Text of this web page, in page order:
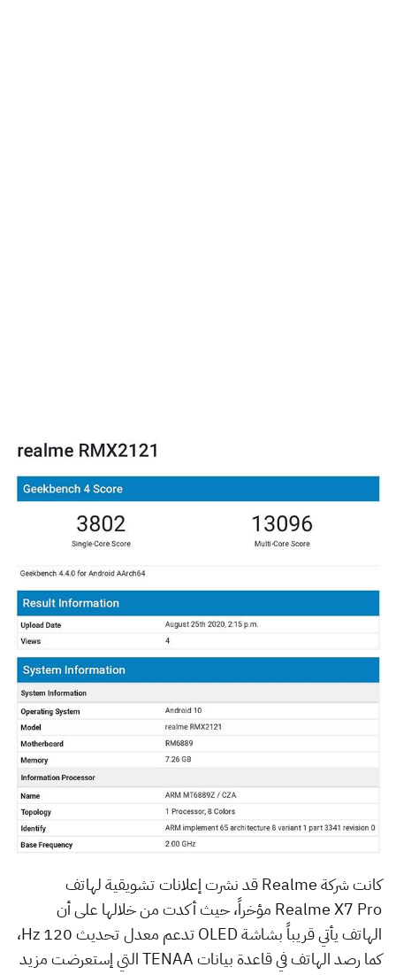
كانت شركة Realme قد نشرت إعلانات تشويقية لهاتف
Realme X7 Pro مؤخراً، حيث أكدت من خلالها على أن
الهاتف يأتي قريباً بشاشة OLED تدعم معدل تحديث 120 Hz،
كما رصد الهاتف في قاعدة بيانات TENAA التي إستعرضت مزيد